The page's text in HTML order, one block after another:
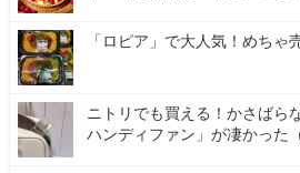
「ロピア」で大人気！めちゃ
ニトリでも買える！かさばら
ハンディファン」が凄かった